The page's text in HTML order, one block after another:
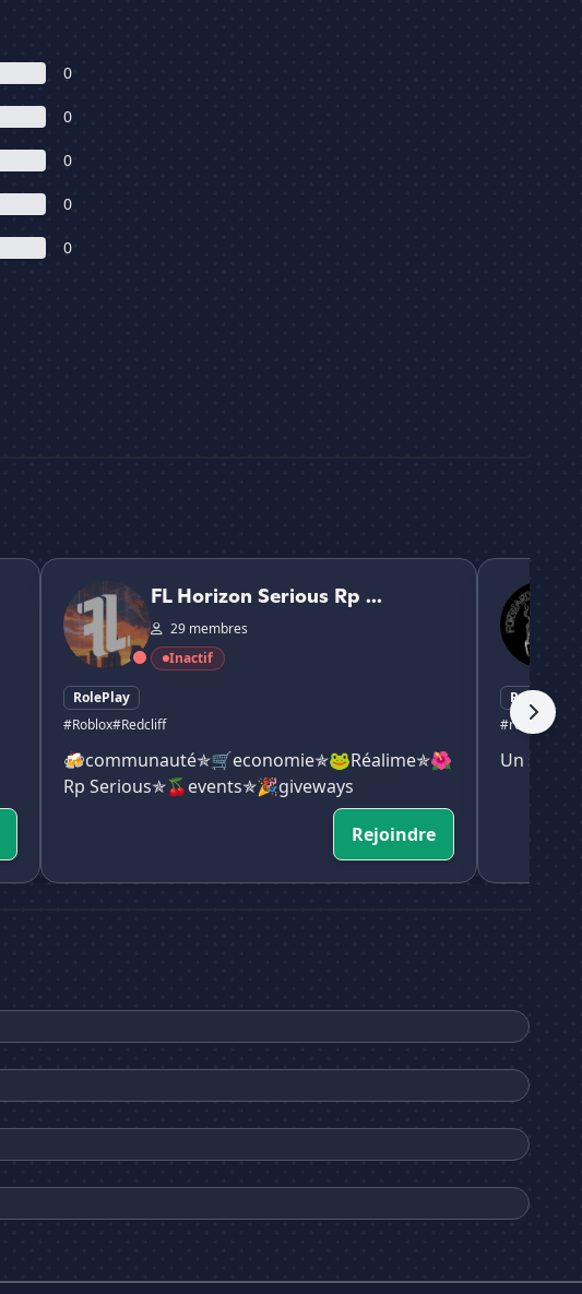
0
0
0
0
0
FL Horizon Serious Rp | V1
FL Horizon Serious Rp ...
29 membres
Inactif
RolePlay
#Roblox#Redcliff
🍻communauté✯🛒economie✯🐸Réalime✯🌺
Rp Serious✯🍒events✯🎉giveways
Rejoindre
[𝓕𝓸𝓻𝔀𝓪𝓻𝓭
RolePlay
#roblox
Un